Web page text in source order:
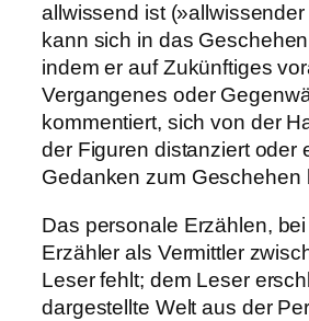
allwissend ist
kann sich in das
indem er auf Zukünftiges
Vergangenes oder
kommentiert, sich von der
der Figuren distanziert oder
Gedanken zum Geschehen
Das personale Erzählen,
Erzähler als Vermittler
Leser fehlt; dem Leser
dargestellte Welt aus der